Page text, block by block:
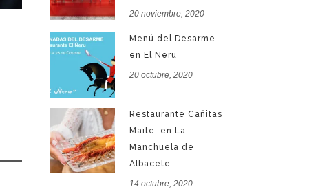
20 noviembre, 2020
Menú del Desarme
en El Ñeru
20 octubre, 2020
Restaurante Cañitas
Maite, en La
Manchuela de
Albacete
14 octubre, 2020